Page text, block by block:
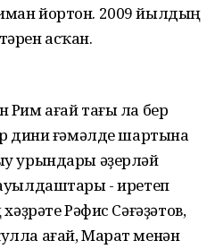
йортон. 2009 йылдың
асҡан.
Рим ағай тағы ла бер
дини ғәмәлде шартына
урындары әҙерләй
- иретеп
Рәфис Сәғәҙәтов,
ағай, Марат менән